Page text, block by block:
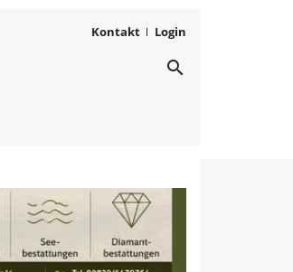
Kontakt Login
in
search